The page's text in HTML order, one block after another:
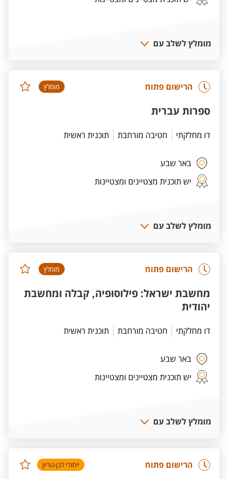
מומלץ לשלב עם
מומלץ הרישום פתוח
ספרות עברית
דו מחלקתי חטיבה מורחבת תוכנית ראשית
באר שבע
יש תוכנית מצטיינים ומצטיינות
מומלץ לשלב עם
מומלץ הרישום פתוח
מחשבת ישראל: פילוסופיה, קבלה ומחשבת
יהודית
דו מחלקתי חטיבה מורחבת תוכנית ראשית
באר שבע
יש תוכנית מצטיינים ומצטיינות
מומלץ לשלב עם
ייחודי לבן-גוריון הרישום פתוח